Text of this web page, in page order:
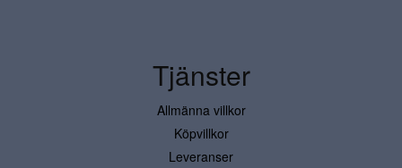
Tjänster
Allmänna villkor
Köpvillkor
Leveranser